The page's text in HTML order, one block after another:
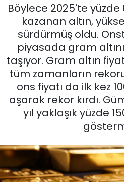
Böylece 2025'te
kazanan altın,
sürdürmüş oldu.
piyasada gram
taşıyor. Gram altın
tüm zamanların
ons fiyatı da ilk kez
aşarak rekor kırdı.
yıl yaklaşık yüzde
Spor
Tüm Manşetler
Son Dakika Haberleri
Haber Arşivi